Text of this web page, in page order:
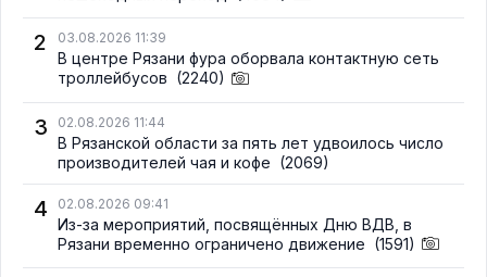
2 03.08.2026 11:39
В центре Рязани фура оборвала контактную сеть
троллейбусов (2240)
3 02.08.2026 11:44
В Рязанской области за пять лет удвоилось число
производителей чая и кофе (2069)
4 02.08.2026 09:41
Из-за мероприятий, посвящённых Дню ВДВ, в
Рязани временно ограничено движение (1591)